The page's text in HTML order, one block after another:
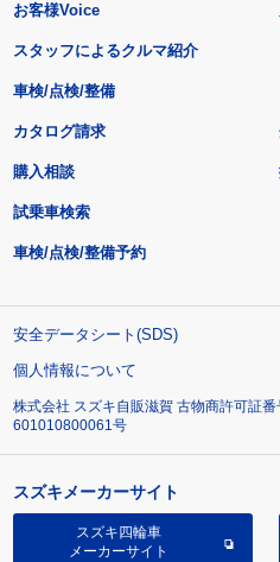
お客様Voice
スタッフによるクルマ紹介
車検/点検/整備
カタログ請求
購入相談
試乗車検索
車検/点検/整備予約
安全データシート(SDS)
個人情報について
株式会社 スズキ自販滋賀 古物商許可証
601010800061号
スズキメーカーサイト
スズキ四輪車
メーカーサイト